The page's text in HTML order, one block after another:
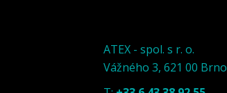
ATEX - spol. s r. o.
Vážného 3, 621 00 Brno